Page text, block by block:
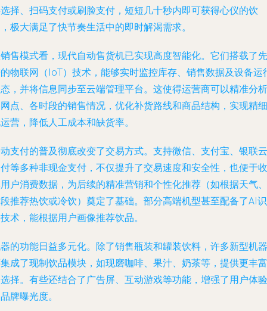
择、扫码支付或刷脸支付，短短几十秒内即可获得心仪的饮
极大满足了快节奏生活中的即时解渴需求。
售模式看，现代自动售货机已实现高度智能化。它们搭载了先
物联网（IoT）技术，能够实时监控库存、销售数据及设备运
，并将信息同步至云端管理平台。这使得运营商可以精准分析
点、各时段的销售情况，优化补货路线和商品结构，实现精细
营，降低人工成本和缺货率。
支付的普及彻底改变了交易方式。支持微信、支付宝、银联云
等多种非现金支付，不仅提升了交易速度和安全性，也便于收
户消费数据，为后续的精准营销和个性化推荐（如根据天气、
推荐热饮或冷饮）奠定了基础。部分高端机型甚至配备了AI识
术，能根据用户画像推荐饮品。
的功能日益多元化。除了销售瓶装和罐装饮料，许多新型机器
成了现制饮品模块，如现磨咖啡、果汁、奶茶等，提供更丰富
择。有些还结合了广告屏、互动游戏等功能，增强了用户体验
牌曝光度。